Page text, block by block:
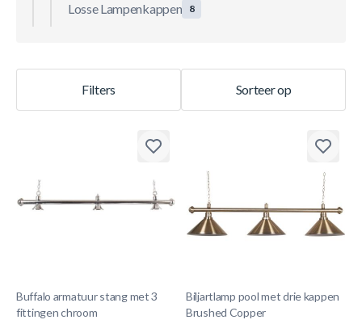
Losse Lampenkappen 8
Sorteer op
Filters
Buffalo armatuur stang met 3
fittingen chroom
Biljartlamp pool met drie kappen
Brushed Copper